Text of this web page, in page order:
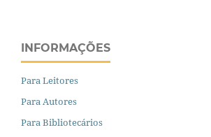
INFORMAÇÕES
Para Leitores
Para Autores
Para Bibliotecários